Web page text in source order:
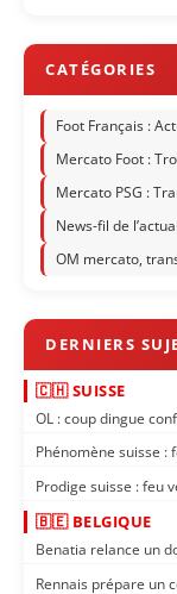
Foot Français :
Mercato Foot :
Mercato PSG :
News-fil de
OM mercato,
🇨🇭 SUISSE
OL : coup dingue
Phénomène suisse :
Prodige suisse : feu
🇧🇪 BELGIQUE
Benatia relance un
Rennais prépare un